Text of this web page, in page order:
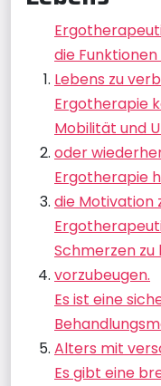
die
Lebens zu
Ergotherapie
Mobilität und
oder
Ergotherapie
die Motivation
Schmerzen
vorzubeugen.
Es ist eine
Alters mit
Es gibt eine